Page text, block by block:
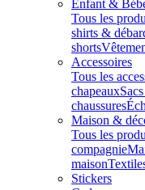
Enfant &
Tous les
shirts &
shorts
Accessoires
Tous les
chapeaux
chaussures
Maison &
Tous les
compagnie
maison
Stickers